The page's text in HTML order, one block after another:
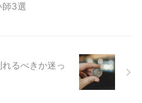
師3選
れるべきか迷っ